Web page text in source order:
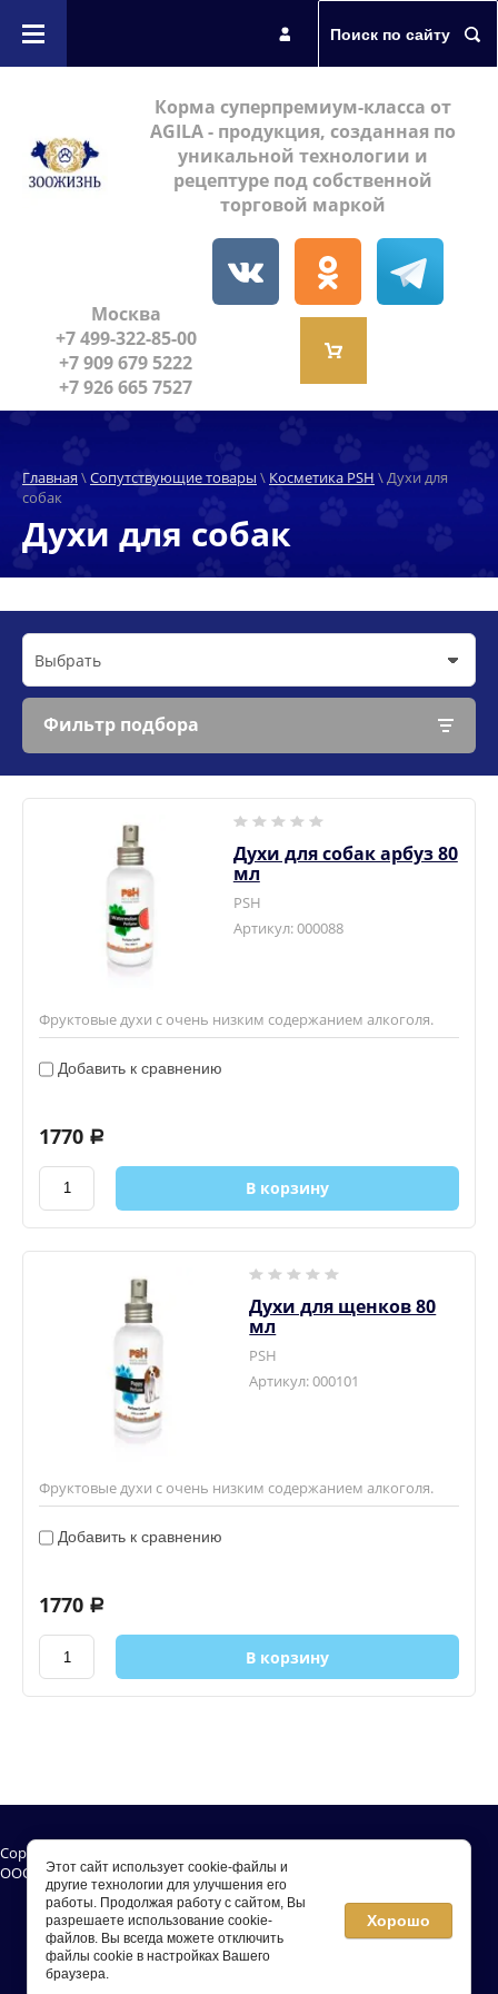
Корма для собак
Корма для кошек
Сопутствующие товары
Поиск по сайту
Корма суперпремиум-класса от
AGILA - продукция, созданная по
уникальной технологии и
рецептуре под собственной
торговой маркой
Москва
+7 499-322-85-00
+7 909 679 5222
+7 926 665 7527
Главная \Сопутствующие товары \ Косметика PSH \ Духи для
собак
Духи для собак
Выбрать
Фильтр подбора
Духи для собак арбуз 80
мл
PSH
Артикул:000088
Фруктовые духи с очень низким содержанием алкоголя.
Добавить к сравнению
1770 a
В корзину
Духи для щенков 80
мл
PSH
Артикул:000101
Фруктовые духи с очень низким содержанием алкоголя.
Добавить к сравнению
1770 a
В корзину
Copyright © 2025
ООО «ЗООЖИЗНЬ»
Карта сайта
Разработка сайтов— Мегагрупп.ру
Этот сайт использует cookie-файлы и
другие технологии для улучшения его
работы. Продолжая работу с сайтом, Вы
разрешаете использование cookie-
файлов. Вы всегда можете отключить
файлы cookie в настройках Вашего
браузера.
Хорошо